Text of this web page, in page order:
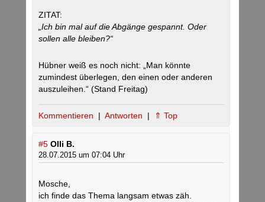
ZITAT:
„Ich bin mal auf die Abgänge gespannt. Oder
sollen alle bleiben?“
Hübner weiß es noch nicht: „Man könnte
zumindest überlegen, den einen oder anderen
auszuleihen.“ (Stand Freitag)
Kommentieren | Antworten | ⇑ Top
#5 Olli B.
28.07.2015 um 07:04 Uhr
Mosche,
ich finde das Thema langsam etwas zäh.